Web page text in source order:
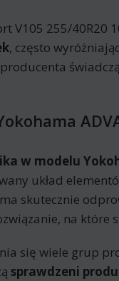
V105 255/40R20
, często
w modelu
układ
skutecznie
na które
się wiele grup
sprawdzeni